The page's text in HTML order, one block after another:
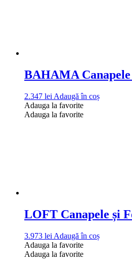
BAHAMA
2.347 lei Adaugă în coș
Adauga la favorite
Adauga la favorite
LOFT Canapele și
3.973 lei Adaugă în coș
Adauga la favorite
Adauga la favorite